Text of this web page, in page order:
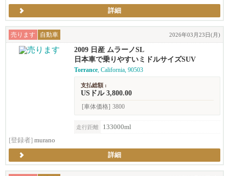
詳細
売ります 自動車 2026年03月23日(月)
2009 日産 ムラーノSL
日本車で乗りやすいミドルサイズSUV
Torrance, California, 90503
支払総額 :
USドル 3,800.00
[車体価格] 3800
走行距離
133000ml
[登録者] murano
詳細